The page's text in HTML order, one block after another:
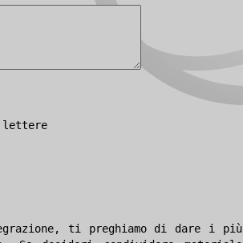
ti preghiamo di dare i più